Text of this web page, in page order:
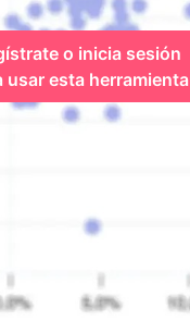
o inicia sesión
usar esta herramienta